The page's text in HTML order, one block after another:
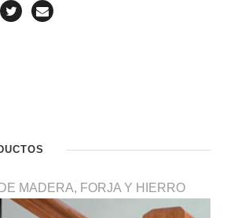
MADERA, FORJA Y HIERRO